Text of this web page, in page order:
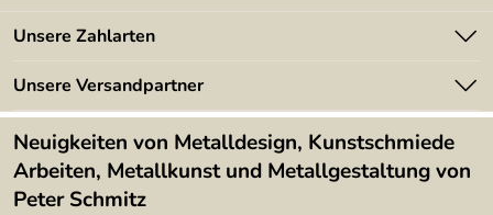
Kundeninformationen
Newsletter
Lieferbedingungen
Angebote
Kundenbewertungen (394)
4,9/5
Unsere Zahlarten
Unsere Versandpartner
Neuigkeiten von Metalldesign, Kunstschmiede
Arbeiten, Metallkunst und Metallgestaltung von
Peter Schmitz